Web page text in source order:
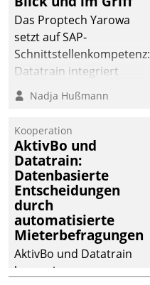
Bewerben können sich
dafür ein Team
bestehend aus
Wohnungsunternehmen
und PropTech.
Das Proptech Yarowa
setzt auf SAP-
Schnittstellenkompetenz:
Datatrain integriert
Yarowas Portal zur
Vergabe und Verwaltung
operativen
Instandhaltung in die
SAP-Systemlandschaft
deutscher
Wohnungsunternehmen
– und beschleunigt damit
den Weg vom
Mieteranliegen zum
Dienstleisterauftrag.
Nadja Hußmann
Kooperation
AktivBo und
Datatrain:
Datenbasierte
Entscheidungen
durch
automatisierte
Mieterbefragungen
AktivBo und Datatrain
kooperieren –